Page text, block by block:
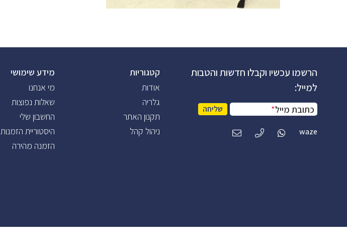
הרשמו עכשיו וקבלו חדשות והטבות
למייל:
כתובת מייל* שליחה
waze
קטגוריות
אודות
גלריה
תקנון האתר
ניהול קהל
מידע שימושי
מי אנחנו
שאלות נפוצות
החשבון שלי
היסטוריית הזמנות
הזמנה מהירה